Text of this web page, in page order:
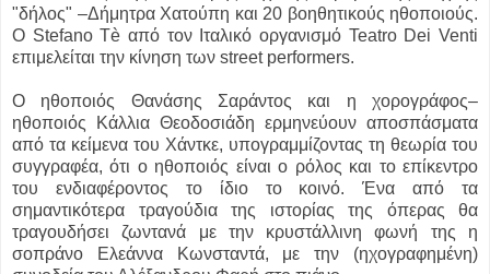
"δήλος" –Δήμητρα Χατούπη και 20 βοηθητικούς ηθοποιούς.
Ο Stefano Tè από τον Ιταλικό οργανισμό Teatro Dei Venti
επιμελείται την κίνηση των street performers.
Ο ηθοποιός Θανάσης Σαράντος και η χορογράφος–
ηθοποιός Κάλλια Θεοδοσιάδη ερμηνεύουν αποσπάσματα
από τα κείμενα του Χάντκε, υπογραμμίζοντας τη θεωρία του
συγγραφέα, ότι ο ηθοποιός είναι ο ρόλος και το επίκεντρο
του ενδιαφέροντος το ίδιο το κοινό. Ένα από τα
σημαντικότερα τραγούδια της ιστορίας της όπερας θα
τραγουδήσει ζωντανά με την κρυστάλλινη φωνή της η
σοπράνο Ελεάννα Κωνσταντά, με την (ηχογραφημένη)